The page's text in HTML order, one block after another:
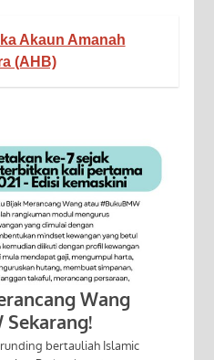
Akaun Amanah
(AHB)